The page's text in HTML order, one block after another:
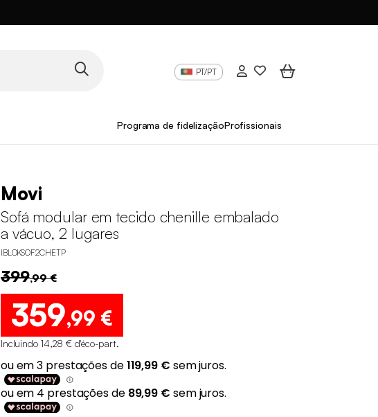
PT/PT
Programa de fidelizaçãoProfissionais
Movi
Sofá modular em tecido chenille embalado
a vácuo, 2 lugares
IBLOKSOF2CHETP
399,99 €
359,99 €
Incluindo 14,28 € d'éco-part.